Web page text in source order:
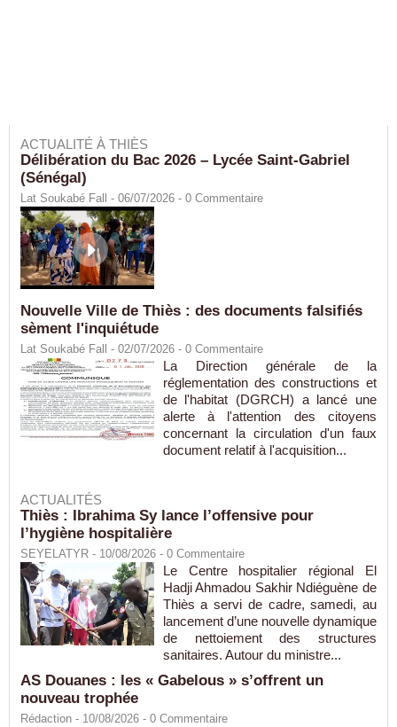
ACTUALITÉ À THIÈS
Délibération du Bac 2026 – Lycée Saint-Gabriel
(Sénégal)
Lat Soukabé Fall - 06/07/2026 - 0 Commentaire
Nouvelle Ville de Thiès : des documents falsifiés
sèment l'inquiétude
Lat Soukabé Fall - 02/07/2026 - 0 Commentaire
La Direction générale de la
réglementation des constructions et
de l'habitat (DGRCH) a lancé une
alerte à l'attention des citoyens
concernant la circulation d'un faux
document relatif à l'acquisition...
ACTUALITÉS
Thiès : Ibrahima Sy lance l’offensive pour
l’hygiène hospitalière
SEYELATYR - 10/08/2026 - 0 Commentaire
Le Centre hospitalier régional El
Hadji Ahmadou Sakhir Ndiéguène de
Thiès a servi de cadre, samedi, au
lancement d’une nouvelle dynamique
de nettoiement des structures
sanitaires. Autour du ministre...
AS Douanes : les « Gabelous » s’offrent un
nouveau trophée
Rédaction - 10/08/2026 - 0 Commentaire